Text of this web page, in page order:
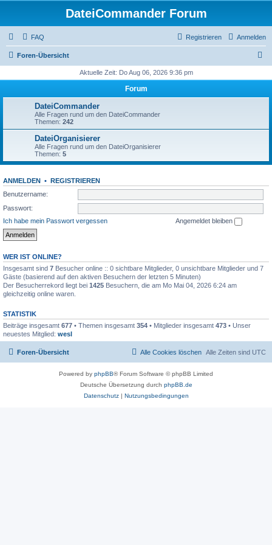
DateiCommander Forum
FAQ Anmelden
Registrieren
Foren-Übersicht
h
Aktuelle Zeit: Do Aug 06, 2026 9:36 pm
Forum
DateiCommander
Alle Fragen rund um den DateiCommander
Themen: 242
DateiOrganisierer
Alle Fragen rund um den DateiOrganisierer
Themen: 5
ANMELDEN • REGISTRIEREN
Benutzername:
Passwort:
Ich habe mein Passwort vergessen
Angemeldet bleiben
WER IST ONLINE?
Insgesamt sind 7 Besucher online :: 0 sichtbare Mitglieder, 0 unsichtbare Mitglieder und 7
Gäste (basierend auf den aktiven Besuchern der letzten 5 Minuten)
Der Besucherrekord liegt bei 1425 Besuchern, die am Mo Mai 04, 2026 6:24 am
gleichzeitig online waren.
STATISTIK
Beiträge insgesamt 677 • Themen insgesamt 354 • Mitglieder insgesamt 473 • Unser
neuestes Mitglied: wesl
Foren-Übersicht Alle Zeiten sind UTC
Alle Cookies löschen
Powered by phpBB® Forum Software © phpBB Limited
Deutsche Übersetzung durch phpBB.de
Datenschutz| Nutzungsbedingungen